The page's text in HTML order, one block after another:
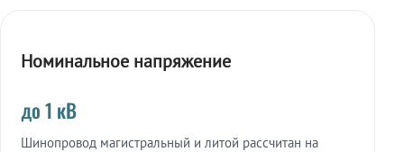
Номинальное напряжение
до 1 кВ
Шинопровод магистральный и литой рассчитан на